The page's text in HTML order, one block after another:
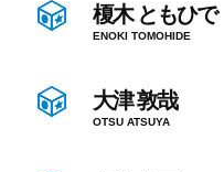
榎木 ともひで
ENOKI TOMOHIDE
大津 敦哉
OTSU ATSUYA